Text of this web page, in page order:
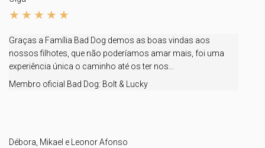
Graças a Família Bad Dog demos as boas vindas aos
nossos filhotes, que não poderíamos amar mais, foi uma
experiência única o caminho até os ter nos...
Membro oficial Bad Dog: Bolt & Lucky
Débora, Mikael e Leonor Afonso